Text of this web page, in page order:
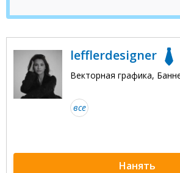
lefflerdesigner
Векторная графика,
все
Нанять